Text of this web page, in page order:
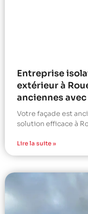
Entreprise
extérieur à
anciennes
Votre façade est
solution efficace à
Lire la suite »